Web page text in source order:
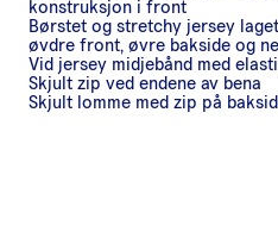
konstruksjon i front
Børstet og stretchy jersey
øvdre front, øvre bakside og
Vid jersey midjebånd med
Skjult zip ved endene av bena
Skjult lomme med zip på